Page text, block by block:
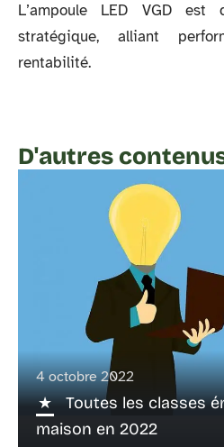
L’ampoule LED VGD
stratégique, alliant
rentabilité.
D'autres
4 octobre 2022
Toutes les classes
maison en 2022